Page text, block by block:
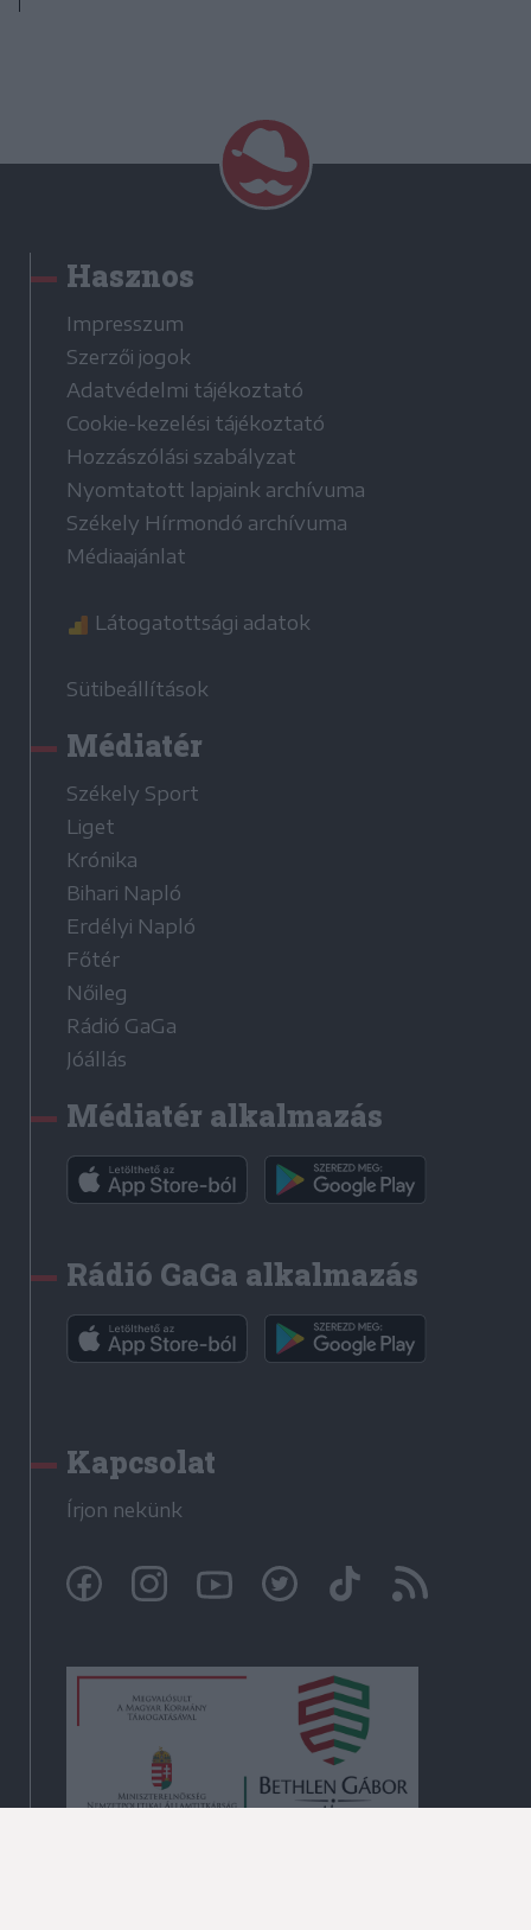
Hasznos
Impresszum
Szerzői jogok
Adatvédelmi tájékoztató
Cookie-kezelési tájékoztató
Hozzászólási szabályzat
Nyomtatott lapjaink archívuma
Székely Hírmondó archívuma
Médiaajánlat
Látogatottsági adatok
Sütibeállítások
Médiatér
Székely Sport
Liget
Krónika
Bihari Napló
Erdélyi Napló
Főtér
Nőileg
Rádió GaGa
Jóállás
Médiatér alkalmazás
Rádió GaGa alkalmazás
Kapcsolat
Írjon nekünk